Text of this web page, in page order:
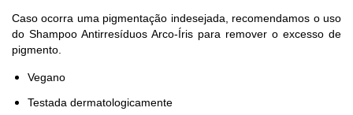
Caso ocorra uma pigmentação indesejada, recomendamos o uso
do Shampoo Antirresíduos Arco-Íris para remover o excesso de
pigmento.
Vegano
Testada dermatologicamente